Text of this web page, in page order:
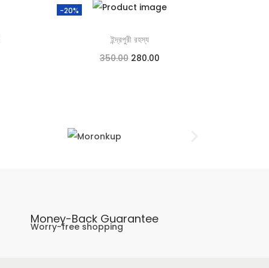
-20%
ইন্দ্রপুরী রহস্য
350.00 280.00
Money-Back Guarantee
Worry-free shopping